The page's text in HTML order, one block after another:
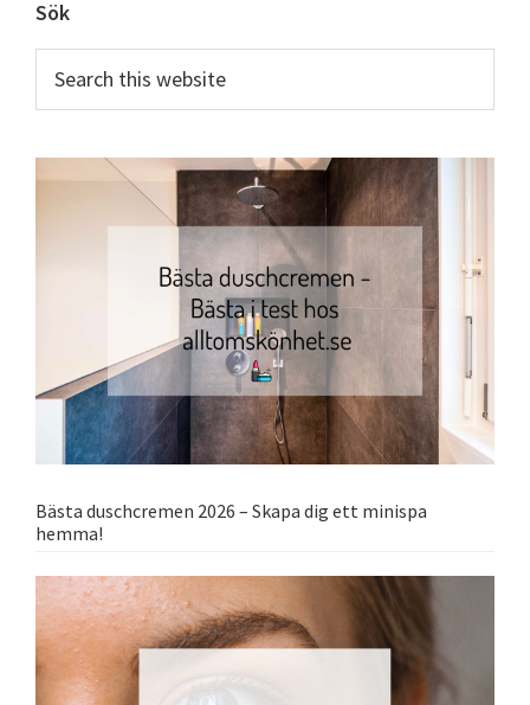
Primary
Sidebar
Sök
this
Bästa duschcremen 2026 – Skapa dig ett minispa
hemma!